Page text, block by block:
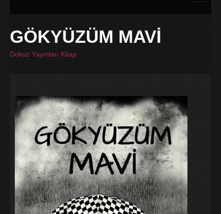
Kurumsal
Kitaplar
Galeri
Blog
İletişim
GÖKYÜZÜM MAVİ
Dokuz Yayınları Kitap